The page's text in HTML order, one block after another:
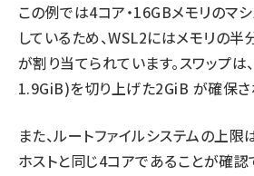
この例では4コア・16GBメモリのマ
しているため、WSL2にはメモリの
が割り当てられています。スワップは
1.9GiB)を切り上げた2GiB が確保さ
また、ルートファイルシステムの上
ホストと同じ4コアであることが確認